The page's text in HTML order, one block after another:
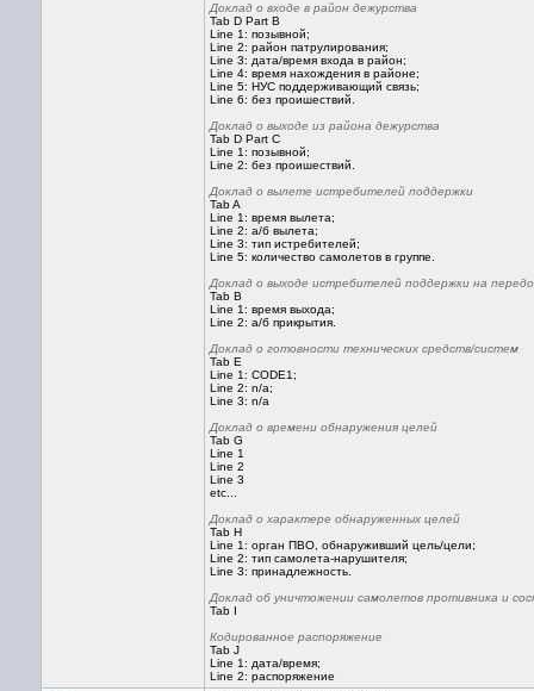
Доклад о входе в район дежурства
Tab D Part B
Line 1: позывной;
Line 2: район патрулирования;
Line 3: дата/время входа в район;
Line 4: время нахождения в районе;
Line 5: НУС поддерживающий связь;
Line 6: без проишествий.
Доклад о выходе из района дежурства
Tab D Part C
Line 1: позывной;
Line 2: без проишествий.
Доклад о вылете истребителей поддержки
Tab A
Line 1: время вылета;
Line 2: а/б вылета;
Line 3: тип истребителей;
Line 5: количество самолетов в группе.
Доклад о выходе истребителей поддержки на
Tab B
Line 1: время выхода;
Line 2: а/б прикрытия.
Доклад о готовности технических средств/систем
Tab E
Line 1: CODE1;
Line 2: n/a;
Line 3: n/a
Доклад о времени обнаружения целей
Tab G
Line 1
Line 2
Line 3
etc...
Доклад о характере обнаруженных целей
Tab H
Line 1: орган ПВО, обнаруживший цель/цели;
Line 2: тип самолета-нарушителя;
Line 3: принадлежность.
Доклад об уничтожении самолетов противника и
Tab I
Кодированное распоряжение
Tab J
Line 1: дата/время;
Line 2: распоряжение